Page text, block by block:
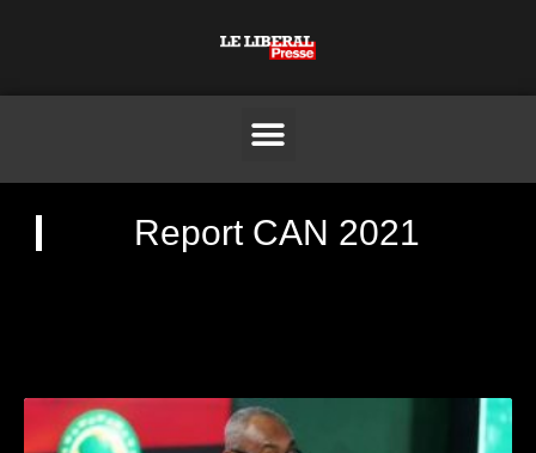
Report CAN 2021